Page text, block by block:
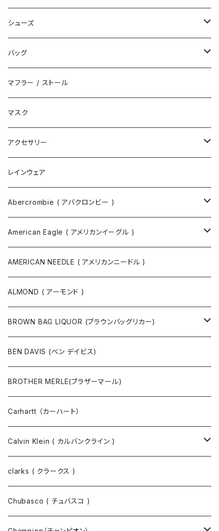
キャップ
ハット
シューズ
スニーカー
サンダル
ブーツ
バッグ
エコバッグ / マーケットバッグ
ショルダーバッグ
トートバッグ
ボディバッグ
バックパック
ツールバッグ
ボディバッグ・ヒップバッグ
ボストンバッグ / 旅行バッグ
ポーチ
マフラー / ストール
マスク
アクセサリー
ネックレス
指輪
バングル
サングラス
マスク
ベルト
その他
マスクコード
財布 / キーケース
キーホルダー / スマホスタンド
レインウェア
Abercrombie ( アバクロンビー )
スウェット
カットソー
ニット
ジャケット・ブルゾン
コート
パンツ
パーカ
American Eagle ( アメリカンイーグル )
ニット
スウェット
カットソー
パンツ
ジャケット・ブルゾン
コート
シャツ
AMERICAN NEEDLE ( アメリカンニードル )
ALMOND ( アーモンド )
BROWN BAG LIQUOR (ブラウンバッグリカー)
半袖Tシャツ
長袖Tシャツ
半袖シャツ
長袖シャツ
スウェット
パーカー
BEN DAVIS (ベン デイビス)
BROTHER MERLE(ブラザーマール)
Carhartt （カーハート）
Calvin Klein ( カルバンクライン )
ジャケット
パーカー
clarks ( クラークス )
Chubasco ( チュバスコ )